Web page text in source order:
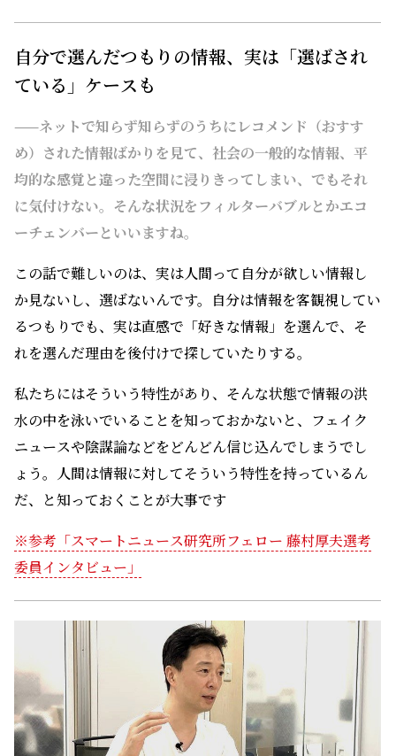
自分で選んだつもりの情報、実は「選ばされ
ている」ケースも
——ネットで知らず知らずのうちにレコメンド（おすす
め）された情報ばかりを見て、社会の一般的な情報、平
均的な感覚と違った空間に浸りきってしまい、でもそれ
に気付けない。そんな状況をフィルターバブルとかエコ
ーチェンバーといいますね。
この話で難しいのは、実は人間って自分が欲しい情報し
か見ないし、選ばないんです。自分は情報を客観視してい
るつもりでも、実は直感で「好きな情報」を選んで、そ
れを選んだ理由を後付けで探していたりする。
私たちにはそういう特性があり、そんな状態で情報の洪
水の中を泳いでいることを知っておかないと、フェイク
ニュースや陰謀論などをどんどん信じ込んでしまうでし
ょう。人間は情報に対してそういう特性を持っているん
だ、と知っておくことが大事です
※参考「スマートニュース研究所フェロー 藤村厚夫選考
委員インタビュー」